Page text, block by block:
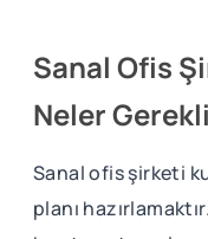
Sanal Ofis
Neler
Sanal ofis şirketi
planı